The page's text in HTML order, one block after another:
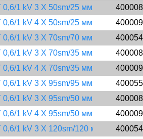
1 kV 3 X 50sm/25 мм2
1 kV 4 X 50sm/25 мм2
1 kV 3 X 70sm/70 мм2
1 kV 3 X 70sm/35 мм2
1 kV 4 X 70sm/35 мм2
1 kV 3 X 95sm/95 мм2
1 kV 3 X 95sm/50 мм2
1 kV 4 X 95sm/50 мм2
1 kV 3 X 120sm/120 мм2